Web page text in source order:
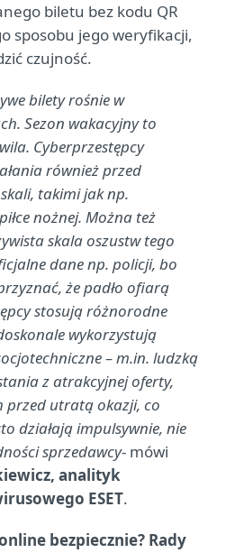
biletu bez kodu QR
sposobu jego weryfikacji,
czujność.
bilety rośnie w
Sezon wakacyjny to
Cyberprzestępcy
również przed
takimi jak np.
nożnej. Można też
skala oszustw tego
dane np. policji, bo
że padło ofiarą
stosują różnorodne
wykorzystują
– m.in. ludzką
z atrakcyjnej oferty,
przed utratą okazji, co
działają impulsywnie, nie
sprzedawcy- mówi
analityk
ESET.
bezpiecznie? Rady